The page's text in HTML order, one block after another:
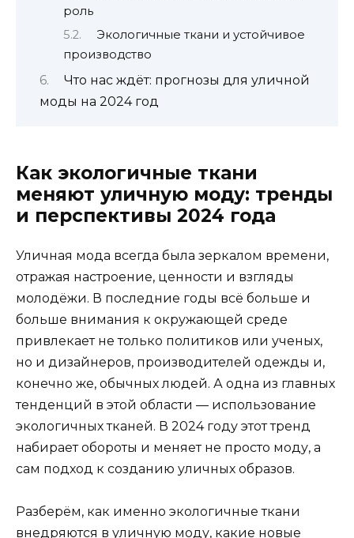
роль
Экологичные ткани и устойчивое
производство
Что нас ждёт: прогнозы для уличной
моды на 2024 год
Как экологичные ткани
меняют уличную моду: тренды
и перспективы 2024 года
Уличная мода всегда была зеркалом времени,
отражая настроение, ценности и взгляды
молодёжи. В последние годы всё больше и
больше внимания к окружающей среде
привлекает не только политиков или ученых,
но и дизайнеров, производителей одежды и,
конечно же, обычных людей. А одна из главных
тенденций в этой области — использование
экологичных тканей. В 2024 году этот тренд
набирает обороты и меняет не просто моду, а
сам подход к созданию уличных образов.
Разберём, как именно экологичные ткани
внедряются в уличную моду, какие новые